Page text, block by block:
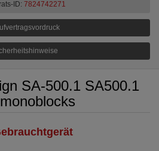
ID: 7824742271
SA-500.1 SA500.1